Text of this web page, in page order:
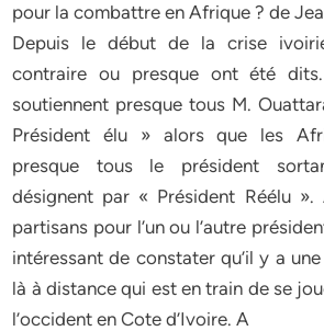
pour la combattre en Afrique ? de
Depuis le début de la crise
contraire ou presque ont été
soutiennent presque tous M.
Président élu » alors que les
presque tous le président
désignent par « Président Réélu
partisans pour l’un ou l’autre
intéressant de constater qu’il y a
là à distance qui est en train de se
l’occident en Cote d’Ivoire. A